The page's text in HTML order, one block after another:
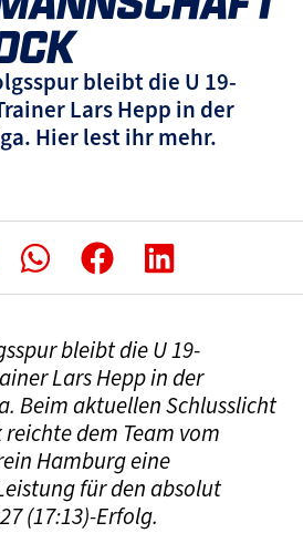
bleibt die U 19-
Lars Hepp in der
Hier lest ihr mehr.
bleibt die U 19-
Lars Hepp in der
Beim aktuellen Schlusslicht
dem Team vom
Hamburg eine
für den absolut
(17:13)-Erfolg.